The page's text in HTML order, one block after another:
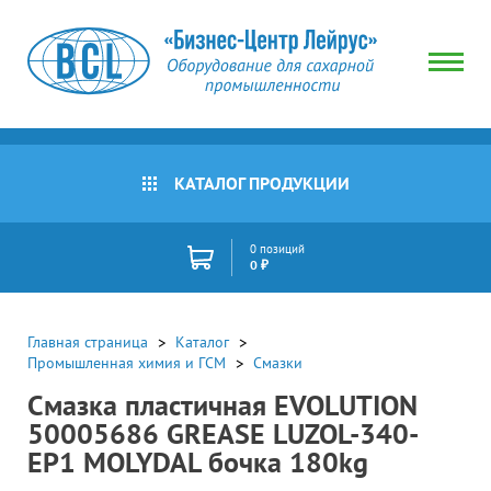
КАТАЛОГ ПРОДУКЦИИ
0 позиций
0 ₽
Главная страница
Каталог
Промышленная химия и ГСМ
Смазки
Смазка пластичная EVOLUTION
50005686 GREASE LUZOL-340-
EP1 MOLYDAL бочка 180kg